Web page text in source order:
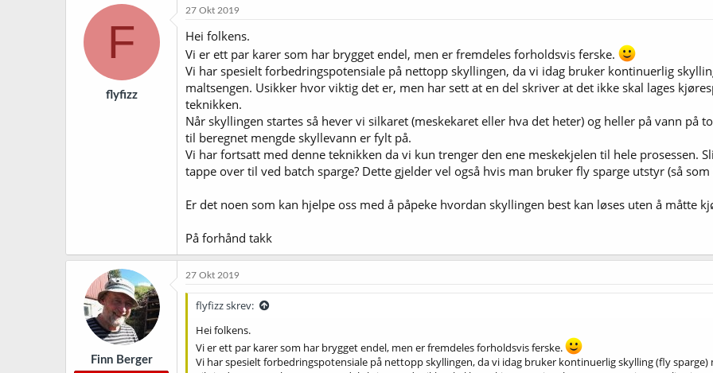
k
j
o
n
e
:
F
flyfizz
27 Okt 2019
Hei folkens.
Vi er ett par karer som har brygget endel, men er fremdeles forholdsvis ferske.
Vi har spesielt forbedringspotensiale på nettopp skyllingen, da vi idag bruker kontinuerlig
maltsengen. Usikker hvor viktig det er, men har sett at en del skriver at det ikke skal lages
teknikken.
Når skyllingen startes så hever vi silkaret (meskekaret eller hva det heter) og heller på vann
til beregnet mengde skyllevann er fylt på.
Vi har fortsatt med denne teknikken da vi kun trenger den ene meskekjelen til hele prosessen.
tappe over til ved batch sparge? Dette gjelder vel også hvis man bruker fly sparge utstyr (så som
Er det noen som kan hjelpe oss med å påpeke hvordan skyllingen best kan løses uten å måtte
På forhånd takk
Finn Berger
27 Okt 2019
flyfizz skrev:
Hei folkens.
Vi er ett par karer som har brygget endel, men er fremdeles forholdsvis ferske.
Vi har spesielt forbedringspotensiale på nettopp skyllingen, da vi idag bruker kontinuerlig skylling (fly